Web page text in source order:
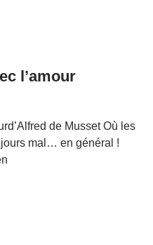
l’amour
de Musset Où les
mal… en général !